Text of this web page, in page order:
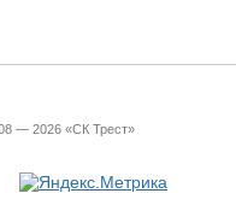
— 2026 «СК Трест»